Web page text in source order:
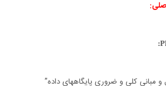
مبانی کلی و ضروری پایگاههای داده”